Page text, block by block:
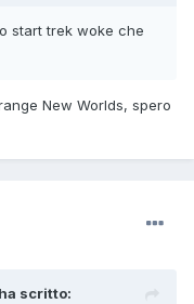
start trek woke che
New Worlds, spero
ha scritto: